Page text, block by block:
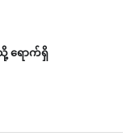
ရောက်ရှိ